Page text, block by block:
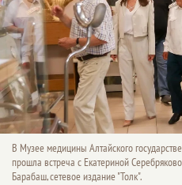
В Музее медицины Алтайского
прошла встреча с Екатериной
Барабаш, сетевое издание "Толк".